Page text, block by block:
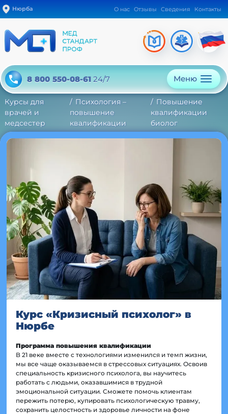
Нюрба О нас Отзывы Сведения Контакты
8 800 550-08-61 24/7 Меню
Курсы для
врачей и
медсестер
Психология –
повышение
квалификации
Повышение
квалификации
биолог
Курс «Кризисный психолог» в
Нюрбе
Программа повышения квалификации
В 21 веке вместе с технологиями изменился и темп жизни,
мы все чаще оказываемся в стрессовых ситуациях. Освоив
специальность кризисного психолога, вы научитесь
работать с людьми, оказавшимися в трудной
эмоциональной ситуации. Сможете помочь клиентам
пережить потерю, купировать психологическую травму,
сохранить целостность и здоровье личности на фоне